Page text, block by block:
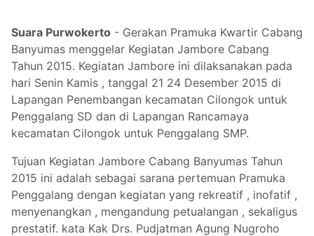
Suara Purwokerto - Gerakan Pramuka Kwartir Cabang
Banyumas menggelar Kegiatan Jambore Cabang
Tahun 2015. Kegiatan Jambore ini dilaksanakan pada
hari Senin Kamis , tanggal 21 24 Desember 2015 di
Lapangan Penembangan kecamatan Cilongok untuk
Penggalang SD dan di Lapangan Rancamaya
kecamatan Cilongok untuk Penggalang SMP.
Tujuan Kegiatan Jambore Cabang Banyumas Tahun
2015 ini adalah sebagai sarana pertemuan Pramuka
Penggalang dengan kegiatan yang rekreatif , inofatif ,
menyenangkan , mengandung petualangan , sekaligus
prestatif. kata Kak Drs. Pudjatman Agung Nugroho